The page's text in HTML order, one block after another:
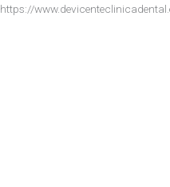
https://